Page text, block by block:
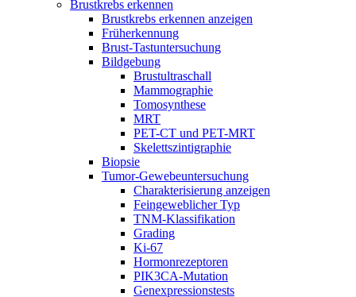
Brustkrebs erkennen
Brustkrebs erkennen anzeigen
Früherkennung
Brust-Tastuntersuchung
Bildgebung
Brustultraschall
Mammographie
Tomosynthese
MRT
PET-CT und PET-MRT
Skelettszintigraphie
Biopsie
Tumor-Gewebeuntersuchung
Charakterisierung anzeigen
Feingeweblicher Typ
TNM-Klassifikation
Grading
Ki-67
Hormonrezeptoren
PIK3CA-Mutation
Genexpressionstests